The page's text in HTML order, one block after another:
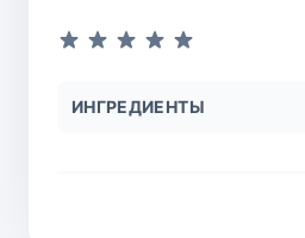
ИНГРЕДИЕНТЫ